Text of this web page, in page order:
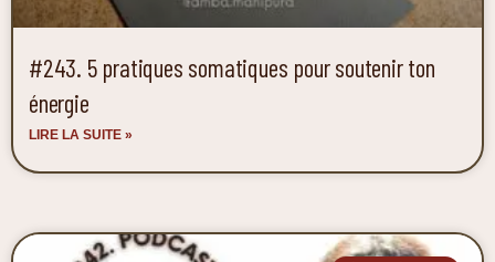
#243. 5 pratiques somatiques pour soutenir ton
énergie
LIRE LA SUITE »